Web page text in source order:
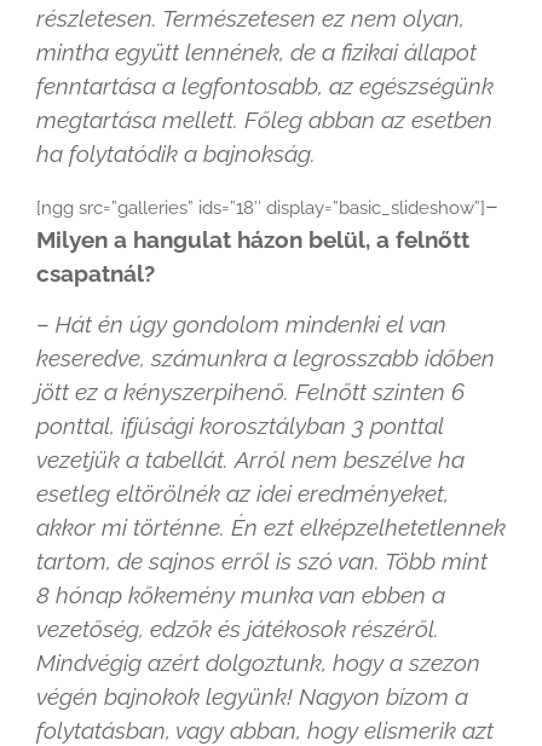
részletesen. Természetesen ez nem olyan,
mintha együtt lennének, de a fizikai állapot
fenntartása a legfontosabb, az egészségünk
megtartása mellett. Főleg abban az esetben
ha folytatódik a bajnokság.
[ngg src=”galleries” ids=”18″ display=”basic_slideshow”]–
Milyen a hangulat házon belül, a felnőtt
csapatnál?
– Hát én úgy gondolom mindenki el van
keseredve, számunkra a legrosszabb időben
jött ez a kényszerpihenő. Felnőtt szinten 6
ponttal, ifjúsági korosztályban 3 ponttal
vezetjük a tabellát. Arról nem beszélve ha
esetleg eltörölnék az idei eredményeket,
akkor mi történne. Én ezt elképzelhetetlennek
tartom, de sajnos erről is szó van. Több mint
8 hónap kőkemény munka van ebben a
vezetőség, edzők és játékosok részéről.
Mindvégig azért dolgoztunk, hogy a szezon
végén bajnokok legyünk! Nagyon bízom a
folytatásban, vagy abban, hogy elismerik azt